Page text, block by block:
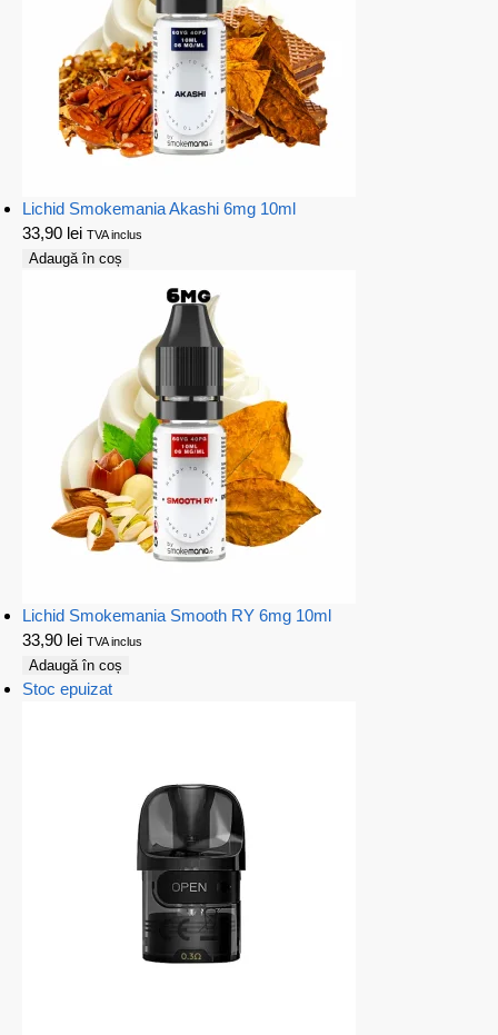
Lichid Smokemania Akashi 6mg 10ml
33,90 lei TVA inclus
Adaugă în coș
Lichid Smokemania Smooth RY 6mg 10ml
33,90 lei TVA inclus
Adaugă în coș
Stoc epuizat